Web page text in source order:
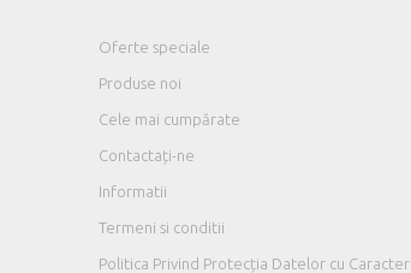
Oferte speciale
Produse noi
Cele mai cumpărate
Contactați-ne
Informatii
Termeni si conditii
Politica Privind Protecția Datelor cu Caracter